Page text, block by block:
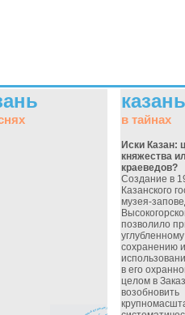
казань
в тайнах
Иски Казан:
княжества
краеведов?
Создание в
Казанского
музея-
позволило
сохранению и
в его
целом в
возобновить